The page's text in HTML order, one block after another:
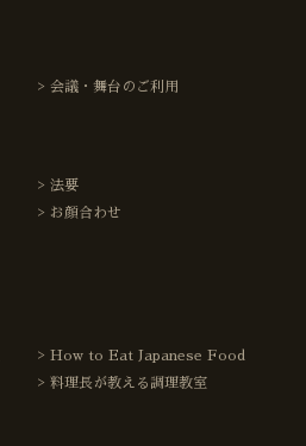
会議・舞台のご利用
法要
お顔合わせ
How to Eat Japanese Food
料理長が教える調理教室